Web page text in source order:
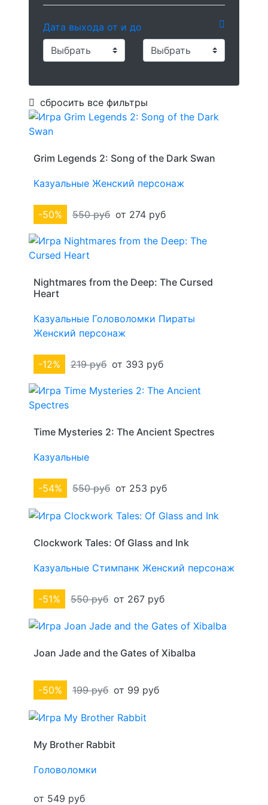
Grim Legends 2: Song of the Dark Swan
Казуальные Женский персонаж
-50% 550 руб от 274 руб
Nightmares from the Deep: The Cursed
Heart
Казуальные Головоломки Пираты
Женский персонаж
-12% 219 руб от 393 руб
Time Mysteries 2: The Ancient Spectres
Казуальные
-54% 550 руб от 253 руб
Clockwork Tales: Of Glass and Ink
Казуальные Стимпанк Женский персонаж
-51% 550 руб от 267 руб
Joan Jade and the Gates of Xibalba
-50% 199 руб от 99 руб
My Brother Rabbit
Головоломки
от 549 руб
Дата выхода от и до
сбросить все фильтры